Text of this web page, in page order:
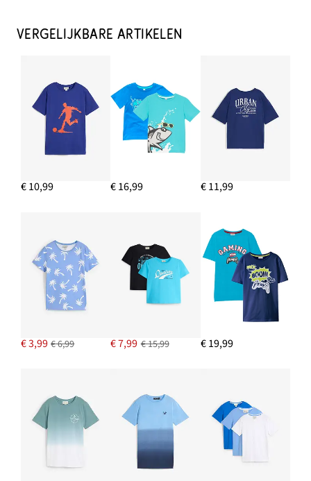
VERGELIJKBARE ARTIKELEN
€ 10,99 € 16,99 € 11,99
€ 3,99 € 6,99 € 7,99 € 15,99 € 19,99